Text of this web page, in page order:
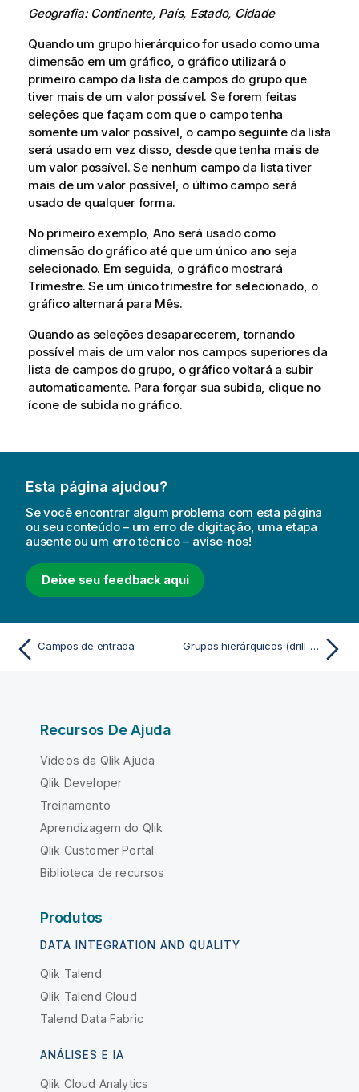
Geografia: Continente, País, Estado, Cidade
Quando um grupo hierárquico for usado como uma
dimensão em um gráfico, o gráfico utilizará o
primeiro campo da lista de campos do grupo que
tiver mais de um valor possível. Se forem feitas
seleções que façam com que o campo tenha
somente um valor possível, o campo seguinte da lista
será usado em vez disso, desde que tenha mais de
um valor possível. Se nenhum campo da lista tiver
mais de um valor possível, o último campo será
usado de qualquer forma.
No primeiro exemplo, Ano será usado como
dimensão do gráfico até que um único ano seja
selecionado. Em seguida, o gráfico mostrará
Trimestre. Se um único trimestre for selecionado, o
gráfico alternará para Mês.
Quando as seleções desaparecerem, tornando
possível mais de um valor nos campos superiores da
lista de campos do grupo, o gráfico voltará a subir
automaticamente. Para forçar sua subida, clique no
ícone de subida no gráfico.
Esta página ajudou?
Se você encontrar algum problema com esta página
ou seu conteúdo – um erro de digitação, uma etapa
ausente ou um erro técnico – avise-nos!
Deixe seu feedback aqui
Campos de entrada Grupos hierárquicos (drill-down)
Recursos De Ajuda
Vídeos da Qlik Ajuda
Qlik Developer
Treinamento
Aprendizagem do Qlik
Qlik Customer Portal
Biblioteca de recursos
Produtos
DATA INTEGRATION AND QUALITY
Qlik Talend
Qlik Talend Cloud
Talend Data Fabric
ANÁLISES E IA
Qlik Cloud Analytics